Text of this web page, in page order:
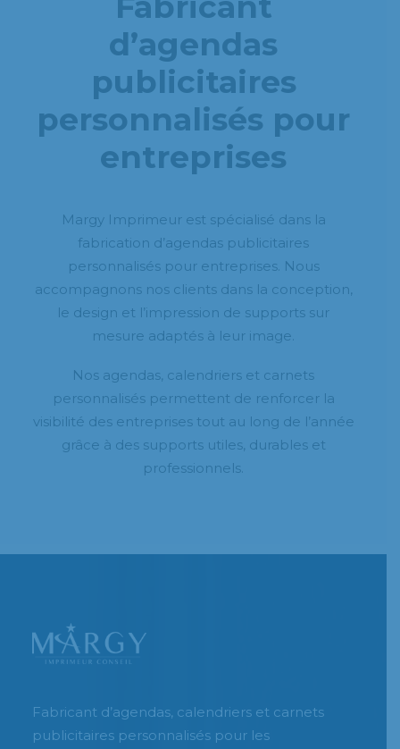
d’agendas
publicitaires
personnalisés pour
entreprises
Margy Imprimeur est spécialisé dans la
fabrication d’agendas publicitaires
personnalisés pour entreprises. Nous
accompagnons nos clients dans la conception,
le design et l’impression de supports sur
mesure adaptés à leur image.
Nos agendas, calendriers et carnets
personnalisés permettent de renforcer la
visibilité des entreprises tout au long de l’année
grâce à des supports utiles, durables et
professionnels.
Fabricant d’agendas, calendriers et carnets
publicitaires personnalisés pour les